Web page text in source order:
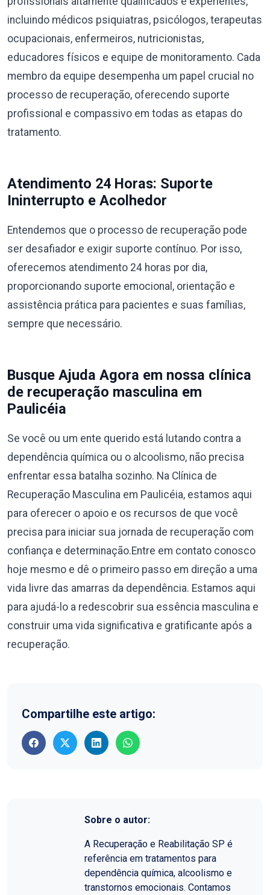
incluindo médicos psiquiatras, psicólogos, terapeutas
ocupacionais, enfermeiros, nutricionistas,
educadores físicos e equipe de monitoramento. Cada
membro da equipe desempenha um papel crucial no
processo de recuperação, oferecendo suporte
profissional e compassivo em todas as etapas do
tratamento.
Atendimento 24 Horas: Suporte
Ininterrupto e Acolhedor
Entendemos que o processo de recuperação pode
ser desafiador e exigir suporte contínuo. Por isso,
oferecemos atendimento 24 horas por dia,
proporcionando suporte emocional, orientação e
assistência prática para pacientes e suas famílias,
sempre que necessário.
Busque Ajuda Agora em nossa clínica
de recuperação masculina em
Paulicéia
Se você ou um ente querido está lutando contra a
dependência química ou o alcoolismo, não precisa
enfrentar essa batalha sozinho. Na Clínica de
Recuperação Masculina em Paulicéia, estamos aqui
para oferecer o apoio e os recursos de que você
precisa para iniciar sua jornada de recuperação com
confiança e determinação.Entre em contato conosco
hoje mesmo e dê o primeiro passo em direção a uma
vida livre das amarras da dependência. Estamos aqui
para ajudá-lo a redescobrir sua essência masculina e
construir uma vida significativa e gratificante após a
recuperação.
Compartilhe este artigo:
Sobre o autor:
A Recuperação e Reabilitação SP é
referência em tratamentos para
dependência química, alcoolismo e
transtornos emocionais. Contamos